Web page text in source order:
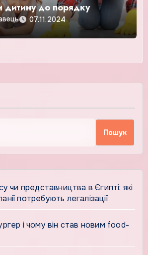
дитину до порядку
07.11.2024
Пошук
чи представництва в Єгипті: які
потребують легалізації
і чому він став новим food-